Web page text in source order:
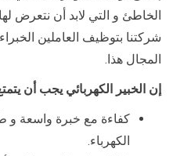
الخاطئ و التي لابد أن نتعرض
شركتنا بتوظيف العاملين
المجال هذا.
إن الخبير الكهربائي يجب أن
كفاءة مع خبرة واسعة و
الكهرباء.